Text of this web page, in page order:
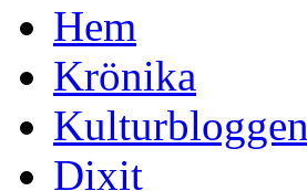
Hem
Krönika
Kulturbloggen
Dixit